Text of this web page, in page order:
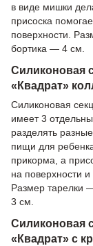
в виде мишки
присоска
поверхности.
бортика — 4 см.
Силиконовая
«Квадрат»
Силиконовая
имеет 3
разделять
пищи для
прикорма, а
на поверхности
Размер тарелки
3 см.
Силиконовая
«Квадрат» с